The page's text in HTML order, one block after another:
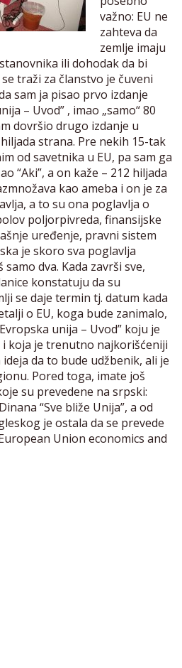
važno: EU ne
zahteva da
zemlje imaju
ili dohodak da bi
traži za članstvo je čuveni
sam ja pisao prvo izdanje
– Uvod” , imao „samo“ 80
dovršio drugo izdanje u
strana. Pre nekih 15-tak
od savetnika u EU, pa sam ga
“Aki”, a on kaže – 212 hiljada
kao ameba i on je za
a to su ona poglavlja o
poljorpivreda, finansijske
uređenje, pravni sistem
je skoro sva poglavlja
dva. Kada završi sve,
konstatuju da su
se daje termin tj. datum kada
o EU, koga bude zanimalo,
unija – Uvod” koju je
i koja je trenutno najkorišćeniji
da to bude udžbenik, ali je
Pored toga, imate još
su prevedene na srpski:
“Sve bliže Unija”, a od
je ostala da se prevede
Union economics and